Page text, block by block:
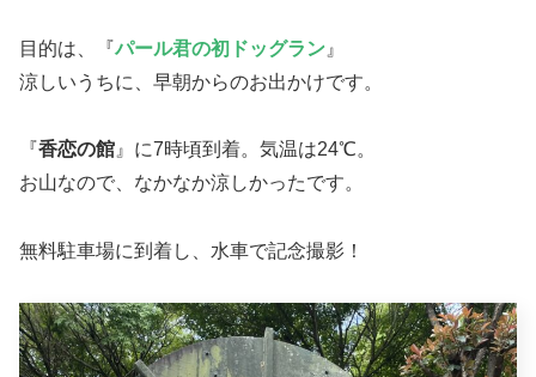
目的は、『パール君の初ドッグラン 』
涼しいうちに、早朝からのお出かけです。
『香恋の館 』に7時頃到着。気温は24℃。
お山なので、なかなか涼しかったです。
無料駐車場に到着し、水車で記念撮影！